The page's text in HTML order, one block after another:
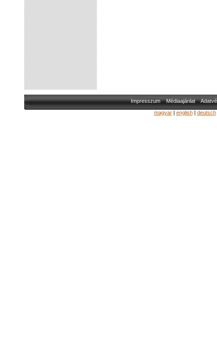
Impresszum Médiaajánlat
magyar| english| deutsch